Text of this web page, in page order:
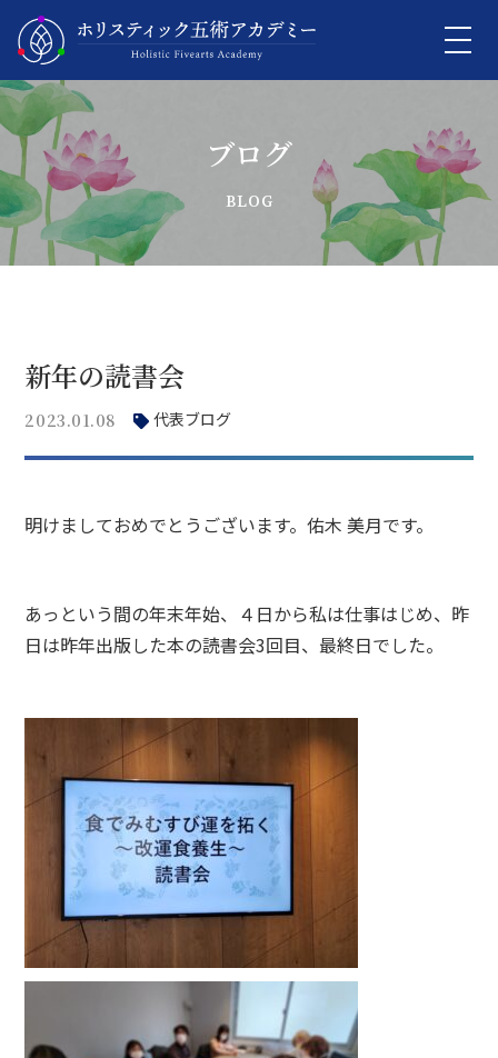
ブログ
新年の読書会
2023.01.08 代表ブログ
明けましておめでとうございます。佑木 美月です。
あっという間の年末年始、４日から私は仕事はじめ、昨
日は昨年出版した本の読書会3回目、最終日でした。